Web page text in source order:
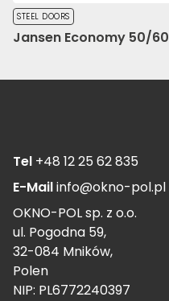
STEEL DOORS
Jansen Economy 50/60
Tel +48 12 25 62 835
E-Mailinfo@okno-pol.pl
OKNO-POL sp. z o.o.
ul. Pogodna 59,
32-084 Mników,
Polen
NIP: PL6772240397